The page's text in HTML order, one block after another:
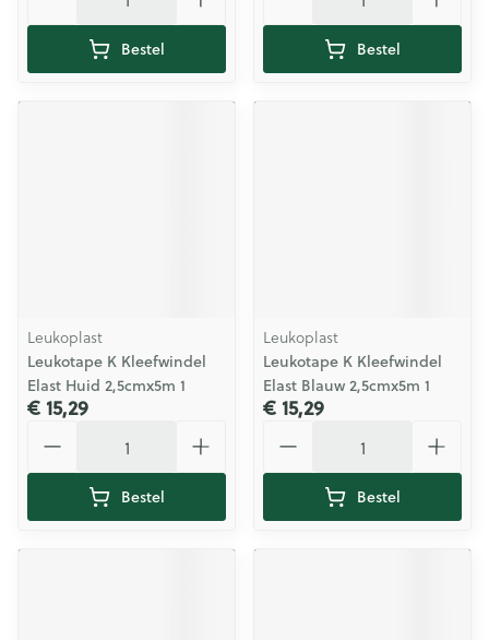
Bestel Bestel
Leukoplast
Leukotape K Kleefwindel
Elast Huid 2,5cmx5m 1
€ 15,29
Bestel
Leukoplast
Leukotape K Kleefwindel
Elast Blauw 2,5cmx5m 1
€ 15,29
Bestel